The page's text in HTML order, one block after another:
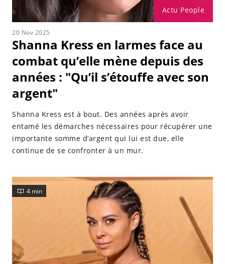
Actu People
20 Nov 2025
Shanna Kress en larmes face au
combat qu’elle mène depuis des
années : "Qu’il s’étouffe avec son
argent"
Shanna Kress est à bout. Des années après avoir
entamé les démarches nécessaires pour récupérer une
importante somme d’argent qui lui est due, elle
continue de se confronter à un mur.
4 min